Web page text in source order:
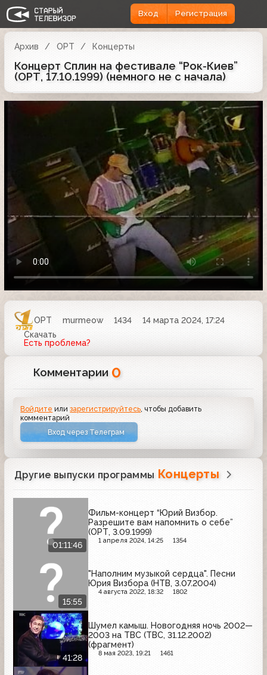
Вход Регистрация
Архив ОРТ Концерты
Концерт Сплин на фестивале “Рок-Киев”
(ОРТ, 17.10.1999) (немного не с начала)
ОРТ murmeow 1434
14 марта 2024, 17:24
Скачать
Есть проблема?
Комментарии 0
Войдите илизарегистрируйтесь, чтобы добавить
комментарий
Вход через Телеграм
Другие выпуски программы Концерты
01:11:46
Фильм-концерт “Юрий Визбор.
Разрешите вам напомнить о себе”
(ОРТ, 3.09.1999)
1 апреля 2024, 14:25 1354
15:55
"Наполним музыкой сердца". Песни
Юрия Визбора (НТВ, 3.07.2004)
4 августа 2022, 18:32 1802
41:28
Шумел камыш. Новогодняя ночь 2002—
2003 на ТВС (ТВС, 31.12.2002)
(фрагмент)
8 мая 2023, 19:21 1461